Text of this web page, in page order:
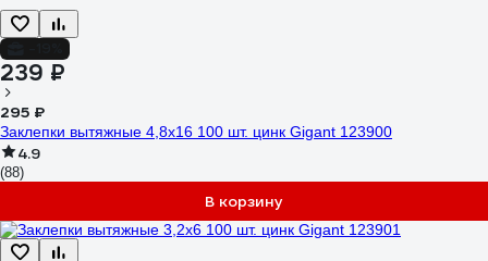
239 ₽
295 ₽
Заклепки вытяжные 4,8x16 100 шт. цинк Gigant 123900
4.9
(88)
В корзину